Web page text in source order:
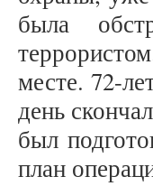
была
месте. 72-
день
был
план